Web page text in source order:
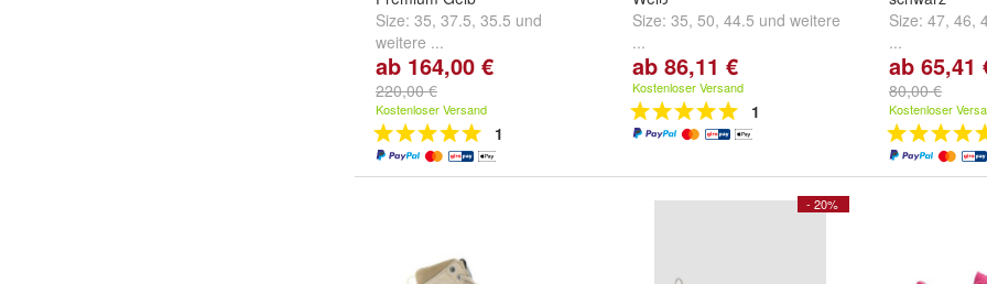
Size: 35, 37.5, 35.5 und
weitere ...
ab 164,00 €
220,00 €
Kostenloser Versand
1
Size: 35, 50, 44.5 und weitere
...
ab 86,11 €
Kostenloser Versand
1
Size: 47, 46,
...
ab 65,41
80,00 €
Kostenloser
- 20%